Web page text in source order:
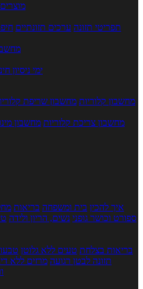
תפריטי תזונה ערכים תזונתיים
5 ימי
מחשבון קלוריות מחשבון שריפת
מחשבון צריכת קלוריות מחשבון
איך להכין בית ומשפחה בריאות
ספורט וכושר גופני נשים, הריון ולידה
בריאות בצלחת טעים ללא גלוטן
תזונה לבטן רגועה מרזים ללא